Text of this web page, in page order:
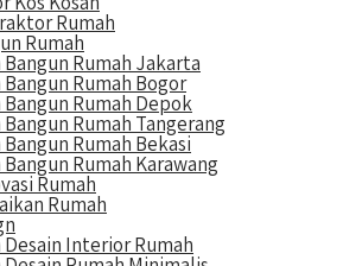
Rumah
Rumah
Bangun Rumah Jakarta
Bangun Rumah Bogor
Bangun Rumah Depok
Bangun Rumah Tangerang
Bangun Rumah Bekasi
Bangun Rumah Karawang
Rumah
Rumah
Desain Interior Rumah